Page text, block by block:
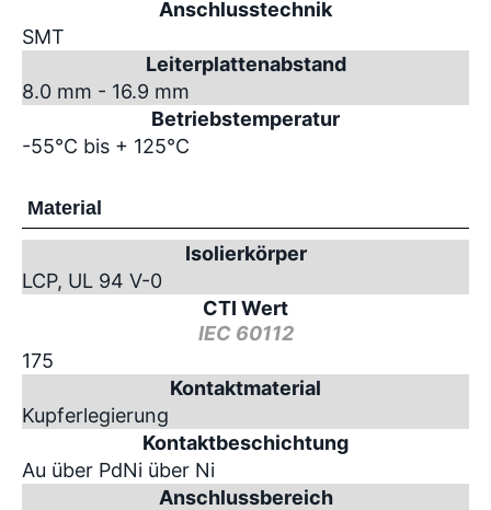
Anschlusstechnik
SMT
Leiterplattenabstand
8.0 mm - 16.9 mm
Betriebstemperatur
-55°C bis + 125°C
Material
Isolierkörper
LCP, UL 94 V-0
CTI Wert
IEC 60112
175
Kontaktmaterial
Kupferlegierung
Kontaktbeschichtung
Au über PdNi über Ni
Anschlussbereich